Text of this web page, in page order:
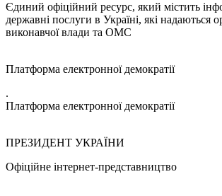
Єдиний офіційний ресурс, який містить
державні послуги в Україні, які надаються
виконавчої влади та ОМС
Платформа електронної демократії
.
Платформа електронної демократії
ПРЕЗИДЕНТ УКРАЇНИ
Офіційне інтернет-представництво